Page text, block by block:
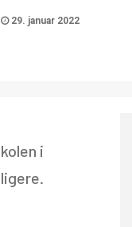
29. januar 2022
i